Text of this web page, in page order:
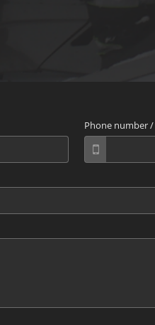
Phone number